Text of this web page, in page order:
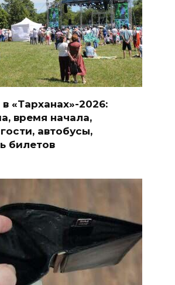
«Тарханах»-2026:
время начала,
автобусы,
билетов